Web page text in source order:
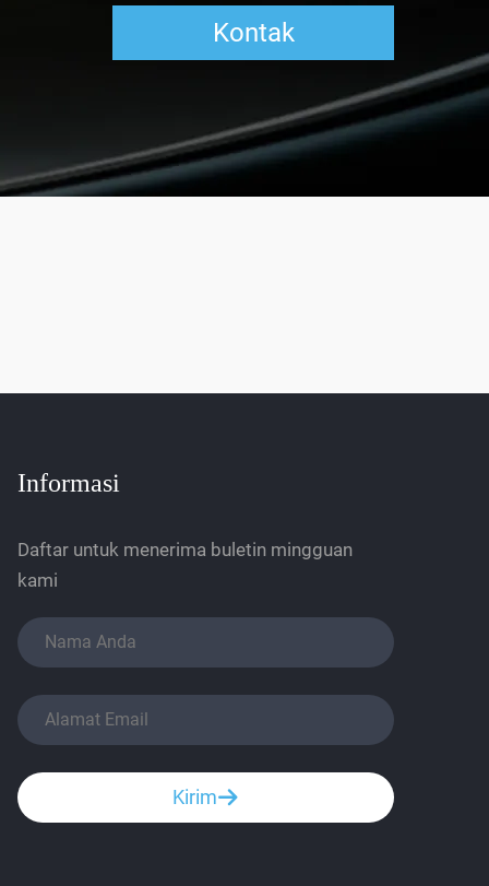
Kontak
Informasi
Daftar untuk menerima buletin mingguan
kami
Kirim